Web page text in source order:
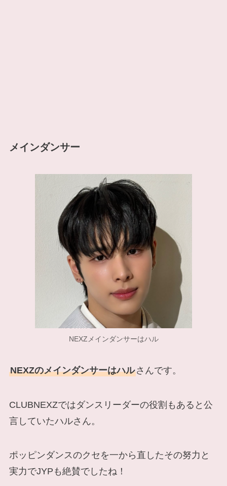
メインダンサー
NEXZメインダンサーはハル
NEXZのメインダンサーはハルさんです。
CLUBNEXZではダンスリーダーの役割もあると公
言していたハルさん。
ポッピンダンスのクセを一から直したその努力と
実力でJYPも絶賛でしたね！